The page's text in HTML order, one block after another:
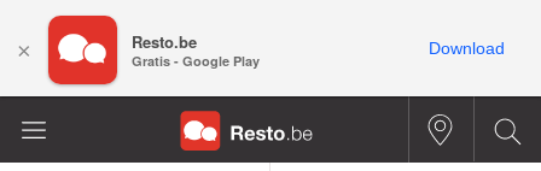
× Resto.be
Gratis - Google Play
Download